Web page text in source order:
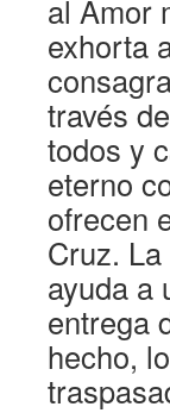
al Amor
exhorta
través
todos y
eterno
ofrecen
Cruz.
ayuda a
entrega
hecho,